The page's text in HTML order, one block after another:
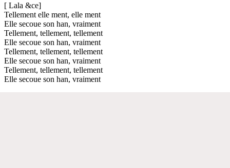
[ Lala &ce]
Tellement elle ment, elle ment
Elle secoue son han, vraiment
Tellement, tellement, tellement
Elle secoue son han, vraiment
Tellement, tellement, tellement
Elle secoue son han, vraiment
Tellement, tellement, tellement
Elle secoue son han, vraiment